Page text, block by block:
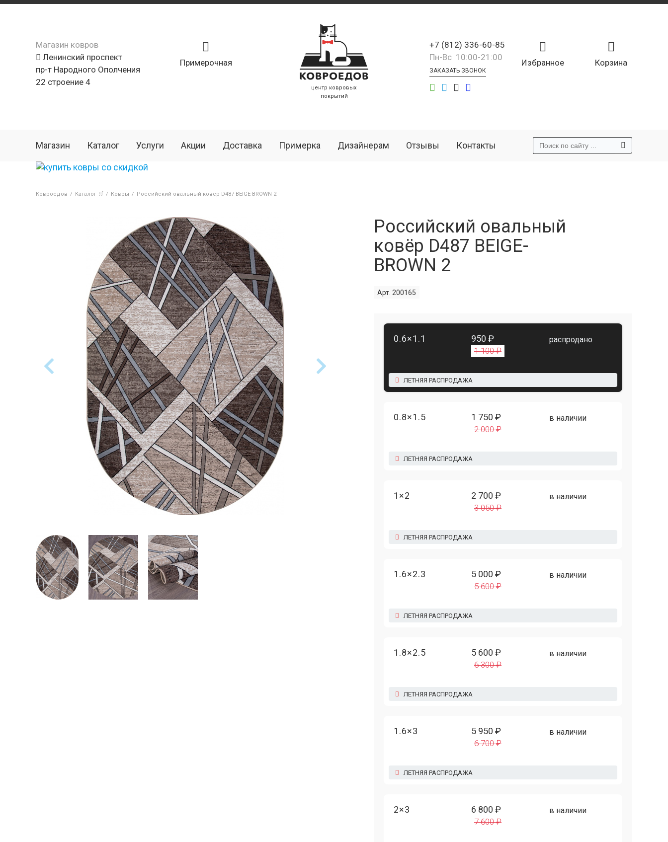
Магазин ковров
Ленинский проспект
пр-т Народного Ополчения
22 строение 4
Примерочная
центр ковровых
покрытий
Корзина
Избранное
+7 (812) 336-60-85
Пн-Вс 10:00-21:00
ЗАКАЗАТЬ ЗВОНОК
Магазин Каталог Услуги Акции Доставка Примерка Дизайнерам Отзывы Контакты
Ковроедов / Каталог 🛒 / Ковры / Российский овальный ковёр D487 BEIGE-BROWN 2
Российский овальный
ковёр D487 BEIGE-
BROWN 2
Арт. 200165
0.6×1.1 950 ₽
1 100 ₽
распродано
ЛЕТНЯЯ РАСПРОДАЖА
0.8×1.5 1 750 ₽
2 000 ₽
в наличии
ЛЕТНЯЯ РАСПРОДАЖА
1×2 2 700 ₽
3 050 ₽
в наличии
ЛЕТНЯЯ РАСПРОДАЖА
1.6×2.3 5 000 ₽
5 600 ₽
в наличии
ЛЕТНЯЯ РАСПРОДАЖА
1.8×2.5 5 600 ₽
6 300 ₽
в наличии
ЛЕТНЯЯ РАСПРОДАЖА
1.6×3 5 950 ₽
6 700 ₽
в наличии
ЛЕТНЯЯ РАСПРОДАЖА
2×3 6 800 ₽
7 600 ₽
в наличии